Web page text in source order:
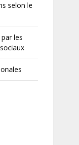
selon le
les